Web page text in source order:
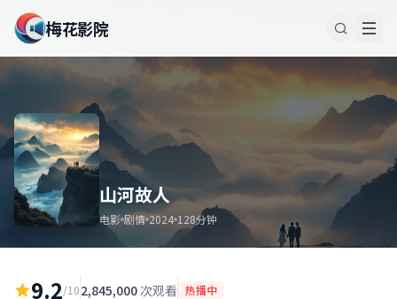
梅花影院
山河故人
电影 剧情 2024 128分钟
9.2/102,845,000 次观看 热播中